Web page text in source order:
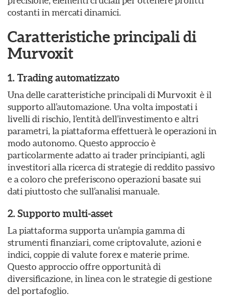
costanti in mercati dinamici.
Caratteristiche principali di
Murvoxit
1. Trading automatizzato
Una delle caratteristiche principali di Murvoxit è il
supporto all’automazione. Una volta impostati i
livelli di rischio, l’entità dell’investimento e altri
parametri, la piattaforma effettuerà le operazioni in
modo autonomo. Questo approccio è
particolarmente adatto ai trader principianti, agli
investitori alla ricerca di strategie di reddito passivo
e a coloro che preferiscono operazioni basate sui
dati piuttosto che sull’analisi manuale.
2. Supporto multi-asset
La piattaforma supporta un’ampia gamma di
strumenti finanziari, come criptovalute, azioni e
indici, coppie di valute forex e materie prime.
Questo approccio offre opportunità di
diversificazione, in linea con le strategie di gestione
del portafoglio.